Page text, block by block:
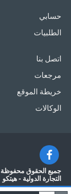
حسابي
الطلبيات
اتصل بنا
مرجعات
خريطة الموقع
الوكالات
التجارة الدولية - هيتكو